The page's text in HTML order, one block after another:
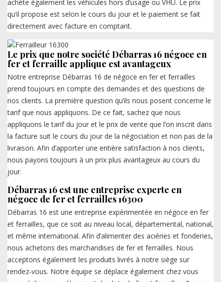
achète également les véhicules hors d’usage ou VHU. Le prix
qu’il propose est selon le cours du jour et le paiement se fait
directement avec facture en comptant.
Le prix que notre société Débarras 16 négoce en
fer et ferraille applique est avantageux
Notre entreprise Débarras 16 de négoce en fer et ferrailles
prend toujours en compte des demandes et des questions de
nos clients. La première question qu’ils nous posent concerne le
tarif que nous appliquons. De ce fait, sachez que nous
appliquons le tarif du jour et le prix de vente que l’on inscrit dans
la facture suit le cours du jour de la négociation et non pas de la
livraison. Afin d’apporter une entière satisfaction à nos clients,
nous payons toujours à un prix plus avantageux au cours du
jour.
Débarras 16 est une entreprise experte en
négoce de fer et ferrailles 16300
Débarras 16 est une entreprise expérimentée en négoce en fer
et ferrailles, que ce soit au niveau local, départemental, national,
et même international. Afin d’alimenter des aciéries et fonderies,
nous achetons des marchandises de fer et ferrailles. Nous
acceptons également les produits livrés à notre siège sur
rendez-vous. Notre équipe se déplace également chez vous